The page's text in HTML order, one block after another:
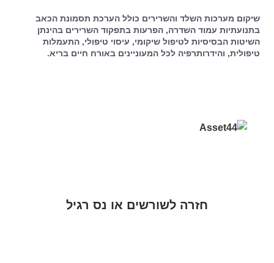
שיקום מערכות השלד והשרירים כולל הערכת תסמונת הכאב
בתנועתיות עמוד השדרה, הפרעות בתפקוד השרירים בהינתן
השיטות הבסיסיות לטיפול שיקומי, עיסוי טיפולי, התעמלות
טיפולית, והידרותרפיה לכל המעוניינים באורח חיים בריא.
חזרה לשורשים או נס רגיל